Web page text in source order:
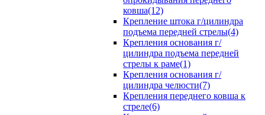
ковша(12)
Крепление штока г/цилиндра
подъема передней стрелы(4)
Крепления основания г/
цилиндра подъема передней
стрелы к раме(1)
Крепления основания г/
цилиндра челюсти(7)
Крепления переднего ковша к
стреле(6)